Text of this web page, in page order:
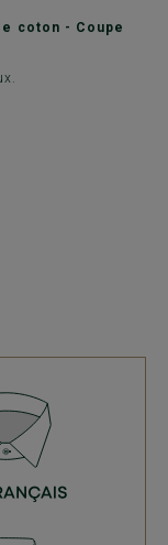
coton - Coupe